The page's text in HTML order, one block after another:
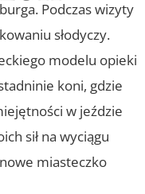
Podczas wizyty
słodyczy.
modelu opieki
koni, gdzie
w jeździe
sił na wyciągu
miasteczko